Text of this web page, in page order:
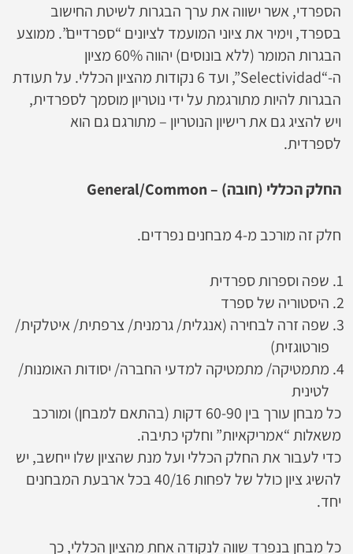
הספרדי, אשר ישווה את ערך הבגרות לשיטת החישוב
בספרד, וימיר את ציוני המועמד לציונים “ספרדיים”. ממוצע
הבגרות המומר (ללא בונוסים) יהווה 60% מציון
ה-“Selectividad”, ועד 6 נקודות מהציון הכללי. על תעודת
הבגרות להיות מתורגמת על ידי נוטריון מוסמך לספרדית,
ויש להציג גם את רישיון הנוטריון – מתורגם גם הוא
לספרדית.
החלק הכללי (חובה) – General/Common
חלק זה מורכב מ-4 מבחנים נפרדים.
שפה וספרות ספרדית
היסטוריה של ספרד
שפה זרה לבחירה (אנגלית/ גרמנית/ צרפתית/ איטלקית/
פורטוגזית)
מתמטיקה/ מתמטיקה למדעי החברה/ יסודות האומנות/
לטינית
כל מבחן עורך בין 60-90 דקות (בהתאם למבחן) ומורכב
משאלות “אמריקאיות” וחלקי כתיבה.
כדי לעבור את החלק הכללי ועל מנת שהציון שלו ייחשב, יש
להשיג ציון כולל של לפחות 40/16 בכל ארבעת המבחנים
יחד.
כל מבחן בנפרד שווה לנקודה אחת מהציון הכללי, כך